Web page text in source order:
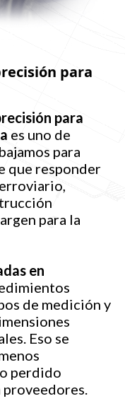
para
para
es uno de
para
que responder
para la
en
de medición y
Eso se
perdido